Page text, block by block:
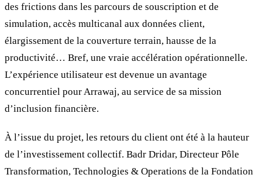
des frictions dans les parcours de souscription et de
simulation, accès multicanal aux données client,
élargissement de la couverture terrain, hausse de la
productivité… Bref, une vraie accélération opérationnelle.
L’expérience utilisateur est devenue un avantage
concurrentiel pour Arrawaj, au service de sa mission
d’inclusion financière.
À l’issue du projet, les retours du client ont été à la hauteur
de l’investissement collectif. Badr Dridar, Directeur Pôle
Transformation, Technologies & Operations de la Fondation